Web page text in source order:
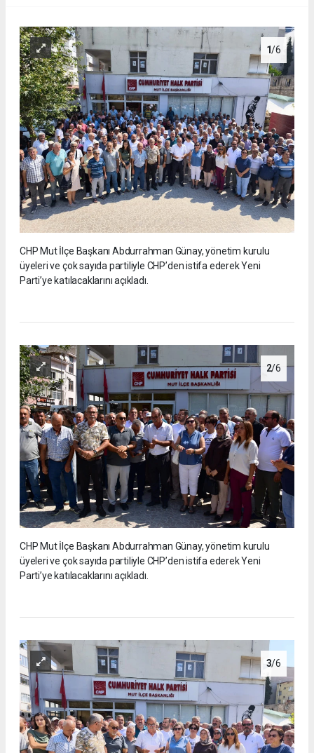
1/6
CHP Mut İlçe Başkanı Abdurrahman Günay, yönetim kurulu
üyeleri ve çok sayıda partiliyle CHP’den istifa ederek Yeni
Parti’ye katılacaklarını açıkladı.
2/6
CHP Mut İlçe Başkanı Abdurrahman Günay, yönetim kurulu
üyeleri ve çok sayıda partiliyle CHP’den istifa ederek Yeni
Parti’ye katılacaklarını açıkladı.
3/6